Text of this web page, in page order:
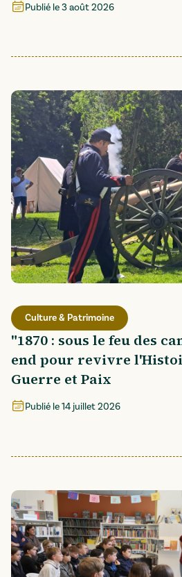
Publié le3 août 2026
Culture & Patrimoine
"1870 : sous le feu des
end pour revivre
Guerre et Paix
Publié le14 juillet 2026